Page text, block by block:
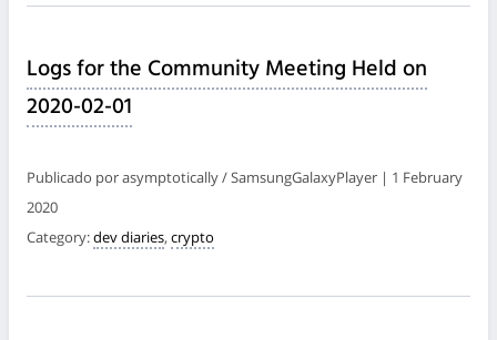
Logs for the Community Meeting Held on
2020-02-01
Publicado por asymptotically / SamsungGalaxyPlayer | 1 February
2020
Category:dev diaries, crypto